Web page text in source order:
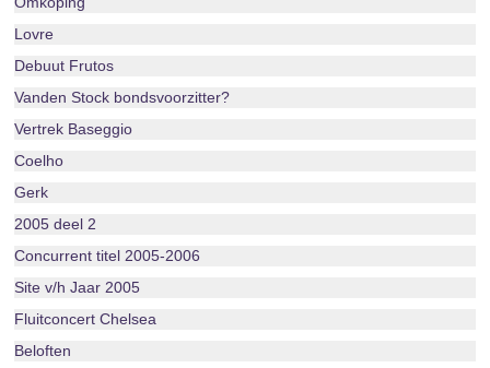
Lovre
Debuut Frutos
Vanden Stock bondsvoorzitter?
Vertrek Baseggio
Coelho
Gerk
2005 deel 2
Concurrent titel 2005-2006
Site v/h Jaar 2005
Fluitconcert Chelsea
Beloften